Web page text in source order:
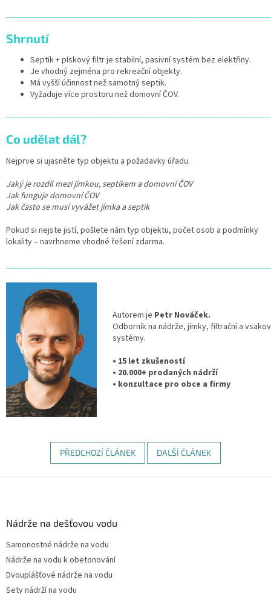
Shrnutí
Septik + pískový filtr je stabilní, pasivní systém bez elektřiny.
Je vhodný zejména pro rekreační objekty.
Má vyšší účinnost než samotný septik.
Vyžaduje více prostoru než domovní ČOV.
Co udělat dál?
Nejprve si ujasněte typ objektu a požadavky úřadu.
Jaký je rozdíl mezi jímkou, septikem a domovní ČOV
Jak funguje domovní ČOV
Jak často se musí vyvážet jímka a septik
Pokud si nejste jistí, pošlete nám typ objektu, počet osob a podmínky
lokality – navrhneme vhodné řešení zdarma.
Autorem je Petr Nováček.
Odborník na nádrže, jímky, filtrační a
systémy.
• 15 let zkušeností
• 20.000+ prodaných nádrží
• konzultace pro obce a firmy
PŘEDCHOZÍ ČLÁNEK DALŠÍ ČLÁNEK
Nádrže na dešťovou vodu
Samonostné nádrže na vodu
Nádrže na vodu k obetonování
Dvouplášťové nádrže na vodu
Sety nádrží na vodu